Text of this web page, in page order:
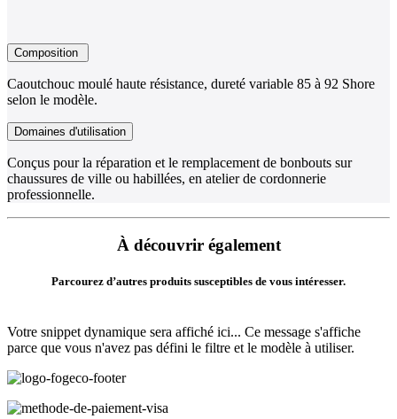
Composition
Caoutchouc moulé haute résistance, dureté variable 85 à 92 Shore
selon le modèle.
Domaines d'utilisation
Conçus pour la réparation et le remplacement de bonbouts sur
chaussures de ville ou habillées, en atelier de cordonnerie
professionnelle.
À découvrir également
Parcourez d’autres produits susceptibles de vous intéresser.
Votre snippet dynamique sera affiché ici... Ce message s'affiche
parce que vous n'avez pas défini le filtre et le modèle à utiliser.